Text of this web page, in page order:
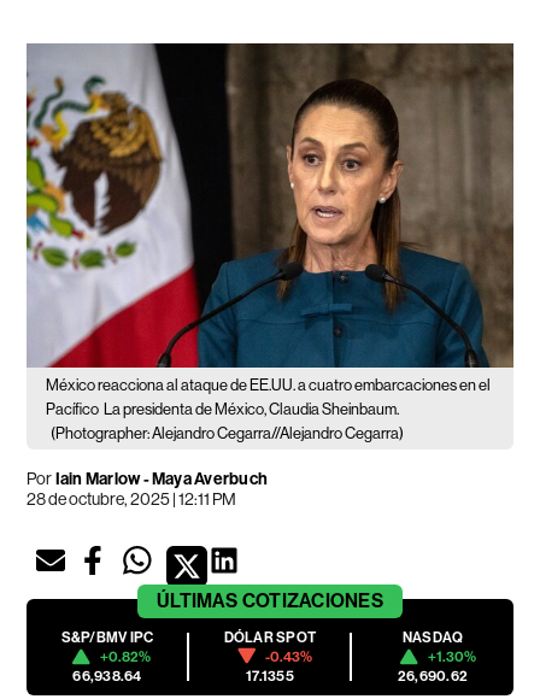
México reacciona al ataque de EE.UU. a cuatro embarcaciones en el
Pacífico
La presidenta de México, Claudia Sheinbaum.
(Photographer: Alejandro Cegarra//Alejandro Cegarra)
PorIain Marlow - Maya Averbuch
28 de octubre, 2025 | 12:11 PM
ÚLTIMAS COTIZACIONES
S&P/BMV IPC
+0.82%
66,938.64
DÓLAR SPOT
-0.43%
17.1355
NASDAQ
+1.30%
26,690.62